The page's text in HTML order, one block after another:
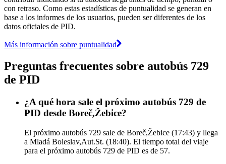
con retraso. Como estas estadísticas de puntualidad se generan en
base a los informes de los usuarios, pueden ser diferentes de los
datos oficiales de PID.
Más información sobre puntualidad
Preguntas frecuentes sobre autobús 729
de PID
¿A qué hora sale el próximo autobús 729 de
PID desde Boreč,Žebice?
El próximo autobús 729 sale de Boreč,Žebice (17:43) y llega
a Mladá Boleslav,Aut.St. (18:40). El tiempo total del viaje
para el próximo autobús 729 de PID es de 57.